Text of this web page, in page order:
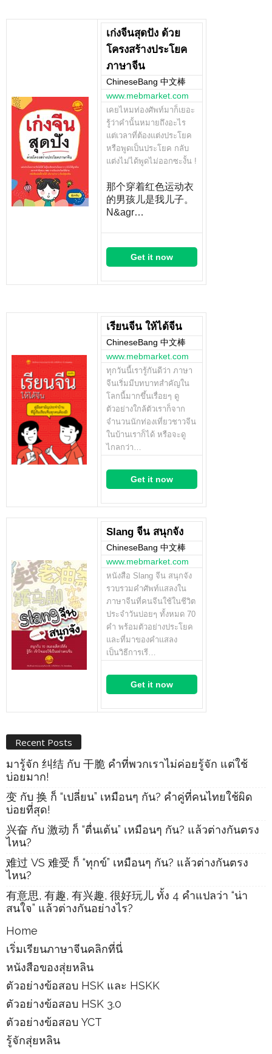
เก่งจีนสุดปัง ด้วย
โครงสร้างประโยค
ภาษาจีน
ChineseBang 中文棒
www.mebmarket.com
เคยไหมท่องศัพท์มาก็เยอะ
รู้ว่าคำนั้นหมายถึงอะไร
แต่เวลาที่ต้องแต่งประโยค
หรือพูดเป็นประโยค กลับ
แต่งไม่ได้พูดไม่ออกซะงั้น !
那个穿着红色运动衣
的男孩儿是我儿子。
N&agr…
Get it now
เรียนจีน ให้ได้จีน
ChineseBang 中文棒
www.mebmarket.com
ทุกวันนี้เรารู้กันดีว่า ภาษา
จีนเริ่มมีบทบาทสำคัญใน
โลกนี้มากขึ้นเรื่อยๆ ดู
ตัวอย่างใกล้ตัวเราก็จาก
จำนวนนักท่องเที่ยวชาวจีน
ในบ้านเราก็ได้ หรือจะดู
ไกลกว่า…
Get it now
Slang จีน สนุกจัง
ChineseBang 中文棒
www.mebmarket.com
หนังสือ Slang จีน สนุกจัง
รวบรวมคำศัพท์แสลงใน
ภาษาจีนที่คนจีนใช้ในชีวิต
ประจำวันบ่อยๆ ทั้งหมด 70
คำ พร้อมตัวอย่างประโยค
และที่มาของคำแสลง
เป็นวิธีการเรี…
Get it now
Recent Posts
มารู้จัก 纠结 กับ 干脆 คำที่พวกเราไม่ค่อยรู้จัก แต่ใช้
บ่อยมาก!
变 กับ 换 ก็ “เปลี่ยน” เหมือนๆ กัน? คำคู่ที่คนไทยใช้ผิด
บ่อยที่สุด!
兴奋 กับ 激动 ก็ “ตื่นเต้น” เหมือนๆ กัน? แล้วต่างกันตรง
ไหน?
难过 VS 难受 ก็ “ทุกข์” เหมือนๆ กัน? แล้วต่างกันตรง
ไหน?
有意思, 有趣, 有兴趣, 很好玩儿 ทั้ง 4 คำแปลว่า “น่า
สนใจ” แล้วต่างกันอย่างไร?
Home
เริ่มเรียนภาษาจีนคลิกที่นี่
หนังสือของสุ่ยหลิน
ตัวอย่างข้อสอบ HSK และ HSKK
ตัวอย่างข้อสอบ HSK 3.0
ตัวอย่างข้อสอบ YCT
รู้จักสุ่ยหลิน